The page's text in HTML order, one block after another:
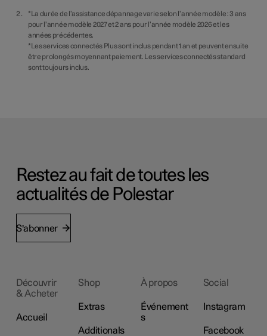
*La durée de l’assistance dépannage varie selon l’année modèle : 3 ans
pour l’année modèle 2027 et 2 ans pour l’année modèle 2026 et les
années précédentes.
*Les services connectés Plus sont inclus pendant 1 an et peuvent ensuite
être prolongés moyennant paiement. Les services connectés standard
sont toujours inclus.
Restez au fait de toutes les
actualités de Polestar
S'abonner
Découvrir
& Acheter
Accueil
Shop
Extras
Additionals
À propos
Événement
s
Social
Instagram
Facebook